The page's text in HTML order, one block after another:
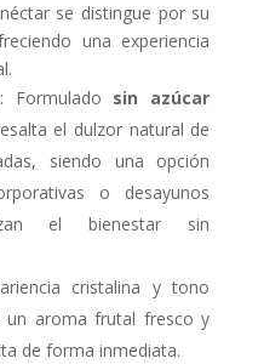
se distingue por su
una experiencia
: Formulado sin azúcar
el dulzor natural de
siendo una opción
o desayunos
el bienestar sin
cristalina y tono
un aroma frutal fresco y
de forma inmediata.